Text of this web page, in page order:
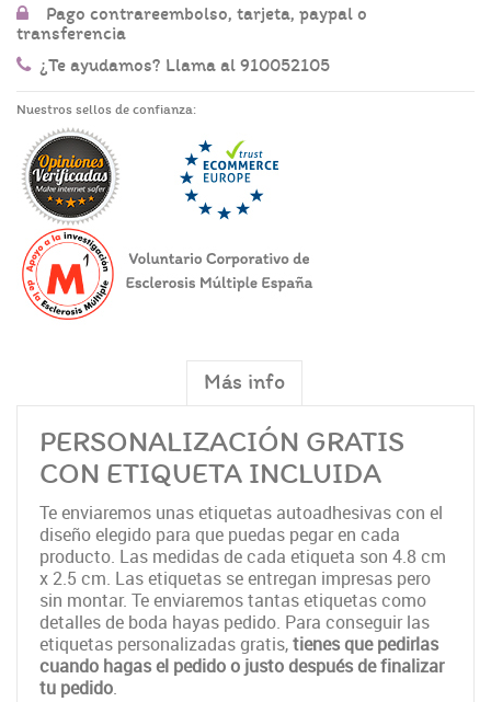
Pago contrareembolso, tarjeta, paypal o
transferencia
¿Te ayudamos? Llama al 910052105
Nuestros sellos de confianza:
Más info
PERSONALIZACIÓN GRATIS
CON ETIQUETA INCLUIDA
Te enviaremos unas etiquetas autoadhesivas con el
diseño elegido para que puedas pegar en cada
producto. Las medidas de cada etiqueta son 4.8 cm
x 2.5 cm. Las etiquetas se entregan impresas pero
sin montar. Te enviaremos tantas etiquetas como
detalles de boda hayas pedido. Para conseguir las
etiquetas personalizadas gratis,tienes que pedirlas
cuando hagas el pedido o justo después de finalizar
tu pedido.